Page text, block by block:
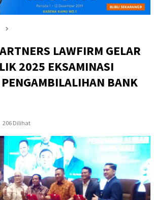
LAWFIRM GELAR
2025 EKSAMINASI
BANK
206 Dilihat